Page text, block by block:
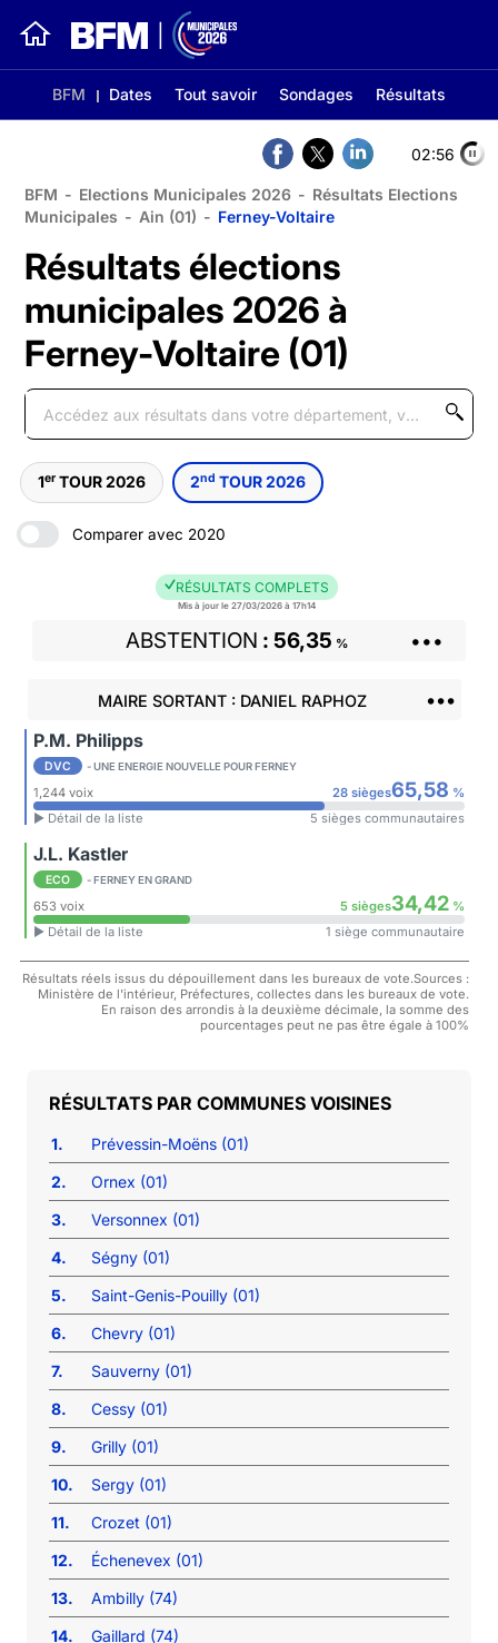
BFM Dates Tout savoir Sondages Résultats
02:56
BFM - Elections Municipales 2026 - Résultats Elections
Municipales - Ain (01) - Ferney-Voltaire
Résultats élections
municipales 2026 à
Ferney-Voltaire (01)
1er TOUR 2026 2nd TOUR 2026
Comparer avec 2020
RÉSULTATS COMPLETS
Mis à jour le 27/03/2026 à 17h14
ABSTENTION 56,35 % •••
MAIRE SORTANT : DANIEL RAPHOZ •••
P.M. Philipps
DVC - UNE ENERGIE NOUVELLE POUR FERNEY
1,244 voix 28 sièges65,58 %
► Détail de la liste
5 sièges communautaires
J.L. Kastler
ECO - FERNEY EN GRAND
653 voix 5 sièges34,42%
► Détail de la liste
1 siège communautaire
Résultats réels issus du dépouillement dans les bureaux de vote.Sources :
Ministère de l'intérieur, Préfectures, collectes dans les bureaux de vote.
En raison des arrondis à la deuxième décimale, la somme des
pourcentages peut ne pas être égale à 100%
COMMUNES VOISINES
1.
Prévessin-Moëns (01)
2.
Ornex (01)
3.
Versonnex (01)
4.
Ségny (01)
5.
Saint-Genis-Pouilly (01)
6.
Chevry (01)
7.
Sauverny (01)
8.
Cessy (01)
9.
Grilly (01)
10.
Sergy (01)
11.
Crozet (01)
12.
Échenevex (01)
13.
Ambilly (74)
14.
Gaillard (74)